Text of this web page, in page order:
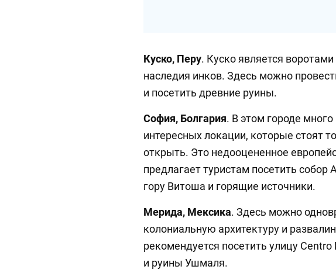
Куско, Перу. Куско является
наследия инков. Здесь можно
и посетить древние руины.
София, Болгария. В этом городе много
интересных локации, которые стоят
открыть. Это недооцененное
предлагает туристам посетить собор
гору Витоша и горящие источники.
Мерида, Мексика. Здесь можно
колониальную архитектуру и
рекомендуется посетить улицу
и руины Ушмаля.